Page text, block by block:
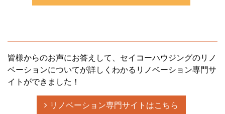
皆様からのお声にお答えして、セイコーハウジングのリノ
ベーションについてが詳しくわかるリノベーション専門サ
イトができました！
リノベーション専門サイトはこちら